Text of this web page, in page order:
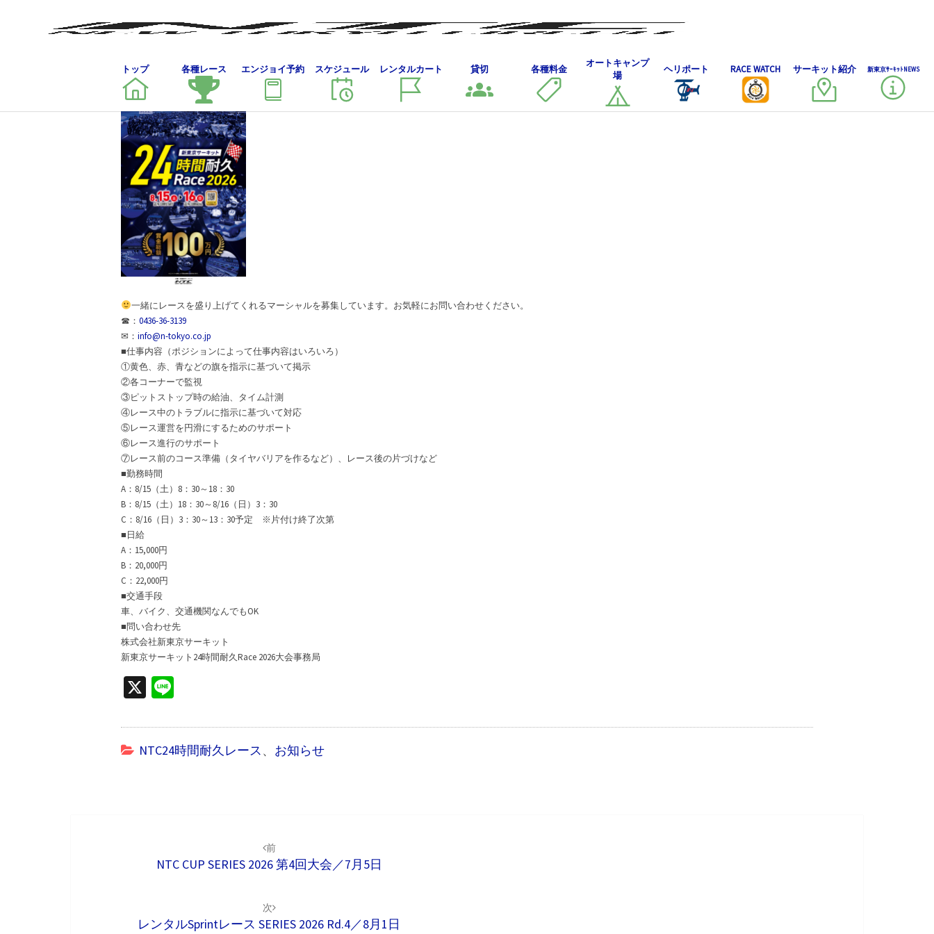
トップ 各種レース エンジョイ予約 スケジュール レンタルカート 貸切 各種料金
オートキャンプ
場
ヘリポート RACE WATCH サーキット紹介 新東京ｻｰｷｯﾄNEWS
【24
時
間
耐
集】
【24時間耐久レース スタッフ大募集】
一緒にレースを盛り上げてくれるマーシャルを募集しています。お気軽にお問い合わせください。
☎： 0436-36-3139
✉： info@n-tokyo.co.jp
■仕事内容（ポジションによって仕事内容はいろいろ）
①黄色、赤、青などの旗を指示に基づいて掲示
②各コーナーで監視
③ピットストップ時の給油、タイム計測
④レース中のトラブルに指示に基づいて対応
⑤レース運営を円滑にするためのサポート
⑥レース進行のサポート
⑦レース前のコース準備（タイヤバリアを作るなど）、レース後の片づけなど
■勤務時間
A：8/15（土）8：30～18：30
B：8/15（土）18：30～8/16（日）3：30
C：8/16（日）3：30～13：30予定 ※片付け終了次第
■日給
A：15,000円
B：20,000円
C：22,000円
■交通手段
車、バイク、交通機関なんでもOK
■問い合わせ先
株式会社新東京サーキット
新東京サーキット24時間耐久Race 2026大会事務局
X
e
NTC24時間耐久レース 、 お知らせ
前
NTC CUP SERIES 2026 第4回大会／7月5日
次
レンタルSprintレース SERIES 2026 Rd.4／8月1日